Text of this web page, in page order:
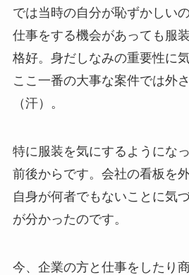
では当時の自分が恥ずかしい
仕事をする機会があっても服
格好。身だしなみの重要性に
ここ一番の大事な案件では外
（汗）。
特に服装を気にするようにな
前後からです。会社の看板を
自身が何者でもないことに気
が分かったのです。
今、企業の方と仕事をしたり